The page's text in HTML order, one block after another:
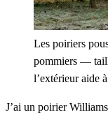
Les poiriers
pommiers —
l’extérieur aide
J’ai un poirier